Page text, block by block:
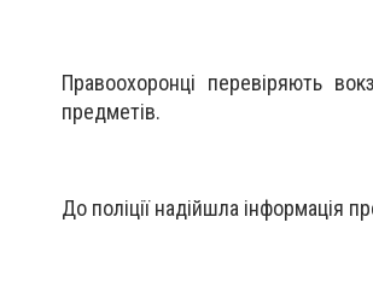
Правоохоронці перевіряють
предметів.
До поліції надійшла інформація